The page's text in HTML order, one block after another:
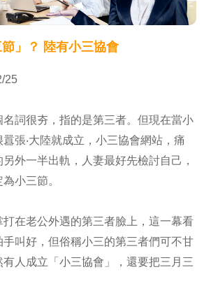
」？ 陸有小三協會
25
詞很夯，指的是第三者。但現在當小
張‧大陸就成立，小三協會網站，痛
外一半出軌，人妻最好先檢討自己，
小三節。
打在老公外遇的第三者臉上，這一幕看
叫好，但俗稱小三的第三者們可不甘
人成立「小三協會」，還要把三月三